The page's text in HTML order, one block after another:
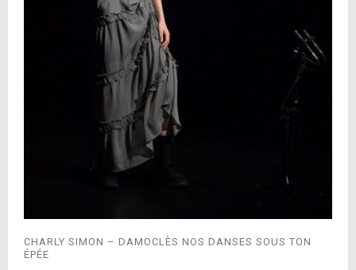
CHARLY SIMON – DAMOCLÈS NOS DANSES SOUS TON
ÉPÉE